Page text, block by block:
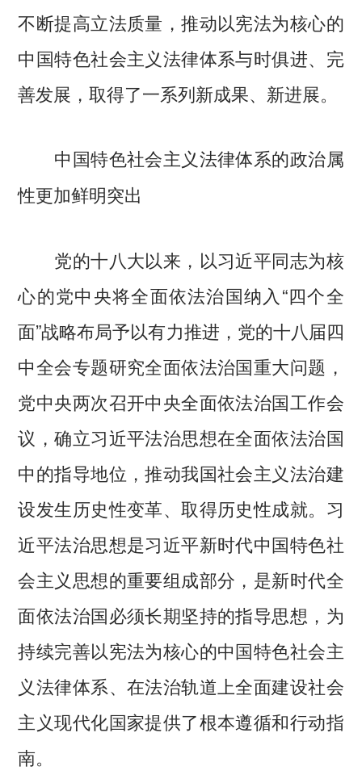
不断提高立法质量，推动以宪法为核心的
中国特色社会主义法律体系与时俱进、完
善发展，取得了一系列新成果、新进展。
中国特色社会主义法律体系的政治属
性更加鲜明突出
党的十八大以来，以习近平同志为核
心的党中央将全面依法治国纳入“四个全
面”战略布局予以有力推进，党的十八届四
中全会专题研究全面依法治国重大问题，
党中央两次召开中央全面依法治国工作会
议，确立习近平法治思想在全面依法治国
中的指导地位，推动我国社会主义法治建
设发生历史性变革、取得历史性成就。习
近平法治思想是习近平新时代中国特色社
会主义思想的重要组成部分，是新时代全
面依法治国必须长期坚持的指导思想，为
持续完善以宪法为核心的中国特色社会主
义法律体系、在法治轨道上全面建设社会
主义现代化国家提供了根本遵循和行动指
南。